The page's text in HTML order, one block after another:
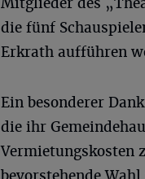
die fünf
Erkrath aufführen
Ein besonderer
die ihr
Vermietungskosten